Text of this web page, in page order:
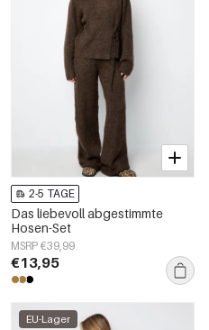
2-5 TAGE
Das liebevoll abgestimmte
Hosen-Set
MSRP €39,99
€13,95
EU-Lager